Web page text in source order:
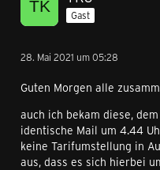
Gast
28. Mai 2021 um 05:28
Guten Morgen alle
auch ich bekam diese,
identische Mail um 4.44
keine Tarifumstellung in
aus, dass es sich hierbei